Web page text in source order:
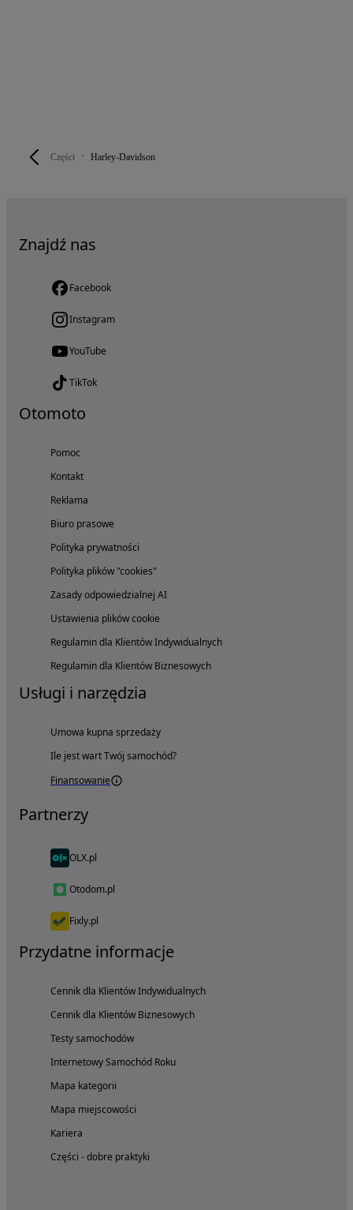
Części Harley-Davidson
Znajdź nas
Facebook
Instagram
YouTube
TikTok
Otomoto
Pomoc
Kontakt
Reklama
Biuro prasowe
Polityka prywatności
Polityka plików "cookies"
Zasady odpowiedzialnej AI
Ustawienia plików cookie
Regulamin dla Klientów Indywidualnych
Regulamin dla Klientów Biznesowych
Usługi i narzędzia
Umowa kupna sprzedaży
Ile jest wart Twój samochód?
Finansowanie
Partnerzy
OLX.pl
Otodom.pl
Fixly.pl
Przydatne informacje
Cennik dla Klientów Indywidualnych
Cennik dla Klientów Biznesowych
Testy samochodów
Internetowy Samochód Roku
Mapa kategorii
Mapa miejscowości
Kariera
Części - dobre praktyki